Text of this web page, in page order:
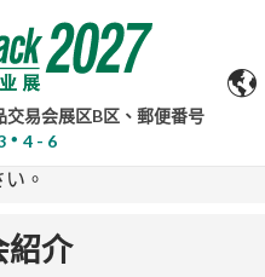
考情報であり、不正確な
ある場合は、原文をご参
。
易会展区B区、郵便番号
4 - 6
紹介